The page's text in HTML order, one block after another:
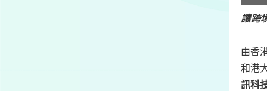
Play
/
讓跨
由香
和港
訊科